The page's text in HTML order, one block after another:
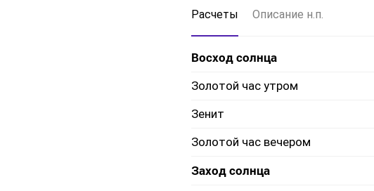
Расчеты Описание н.п.
Восход солнца
Золотой час утром
Зенит
Золотой час вечером
Заход солнца